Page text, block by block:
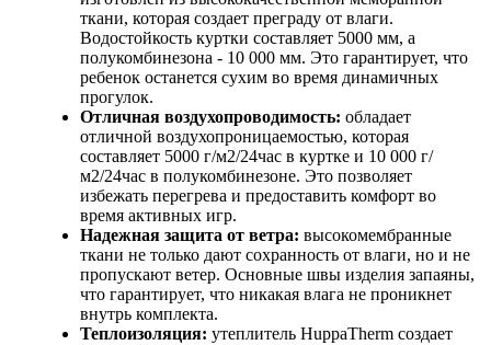
ткани, которая создает преграду от влаги.
Водостойкость куртки составляет 5000 мм, а
полукомбинезона - 10 000 мм. Это гарантирует, что
ребенок останется сухим во время динамичных
прогулок.
Отличная воздухопроводимость: обладает
отличной воздухопроницаемостью, которая
составляет 5000 г/м2/24час в куртке и 10 000 г/
м2/24час в полукомбинезоне. Это позволяет
избежать перегрева и предоставить комфорт во
время активных игр.
Надежная защита от ветра: высокомембранные
ткани не только дают сохранность от влаги, но и не
пропускают ветер. Основные швы изделия запаяны,
что гарантирует, что никакая влага не проникнет
внутрь комплекта.
Теплоизоляция: утеплитель HuppaTherm создает